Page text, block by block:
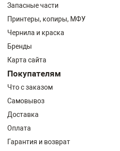
Запасные части
Принтеры, копиры, МФУ
Чернила и краска
Бренды
Карта сайта
Покупателям
Что с заказом
Самовывоз
Доставка
Оплата
Гарантия и возврат